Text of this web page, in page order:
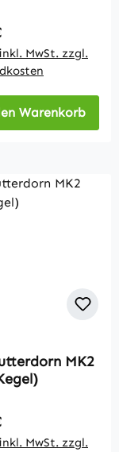
Preis:
MwSt. zzgl.
Warenkorb
MK2
Preis:
MwSt. zzgl.